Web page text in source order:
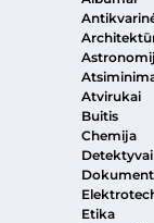
Atvirukai
Buitis
Chemija
Detektyvai
Etika